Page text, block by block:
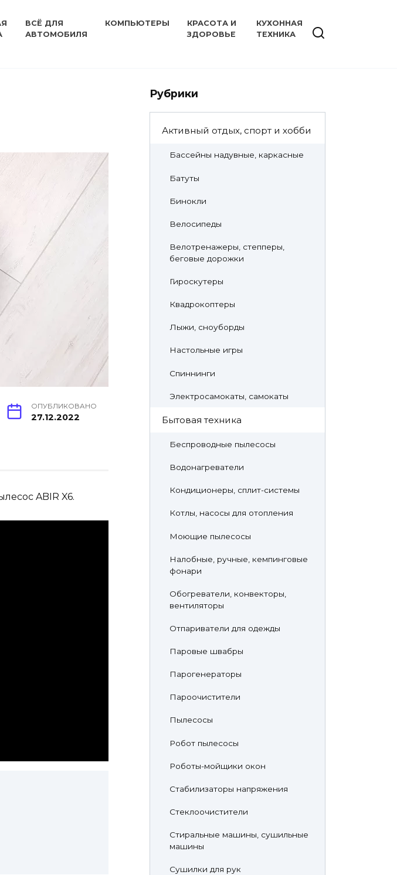
ВСЁ ДЛЯ
АВТОМОБИЛЯ
КОМПЬЮТЕРЫ
КРАСОТА И
ЗДОРОВЬЕ
КУХОННАЯ
ТЕХНИКА
ОПУБЛИКОВАНО
27.12.2022
ABIR X6.
Рубрики
Активный отдых, спорт и хобби
Бассейны надувные, каркасные
Батуты
Бинокли
Велосипеды
Велотренажеры, степперы,
беговые дорожки
Гироскутеры
Квадрокоптеры
Лыжи, сноуборды
Настольные игры
Спиннинги
Электросамокаты, самокаты
Бытовая техника
Беспроводные пылесосы
Водонагреватели
Кондиционеры, сплит-системы
Котлы, насосы для отопления
Моющие пылесосы
Налобные, ручные, кемпинговые
фонари
Обогреватели, конвекторы,
вентиляторы
Отпариватели для одежды
Паровые швабры
Парогенераторы
Пароочистители
Пылесосы
Робот пылесосы
Роботы-мойщики окон
Стабилизаторы напряжения
Стеклоочистители
Стиральные машины, сушильные
машины
Сушилки для рук